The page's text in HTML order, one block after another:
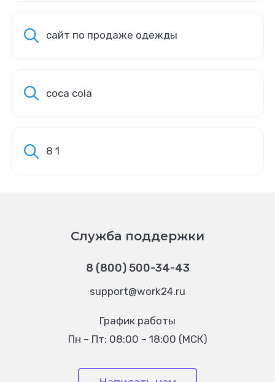
сайт по продаже одежды
coca cola
8 1
Служба поддержки
8 (800) 500-34-43
support@work24.ru
График работы
Пн – Пт: 08:00 – 18:00 (МСК)